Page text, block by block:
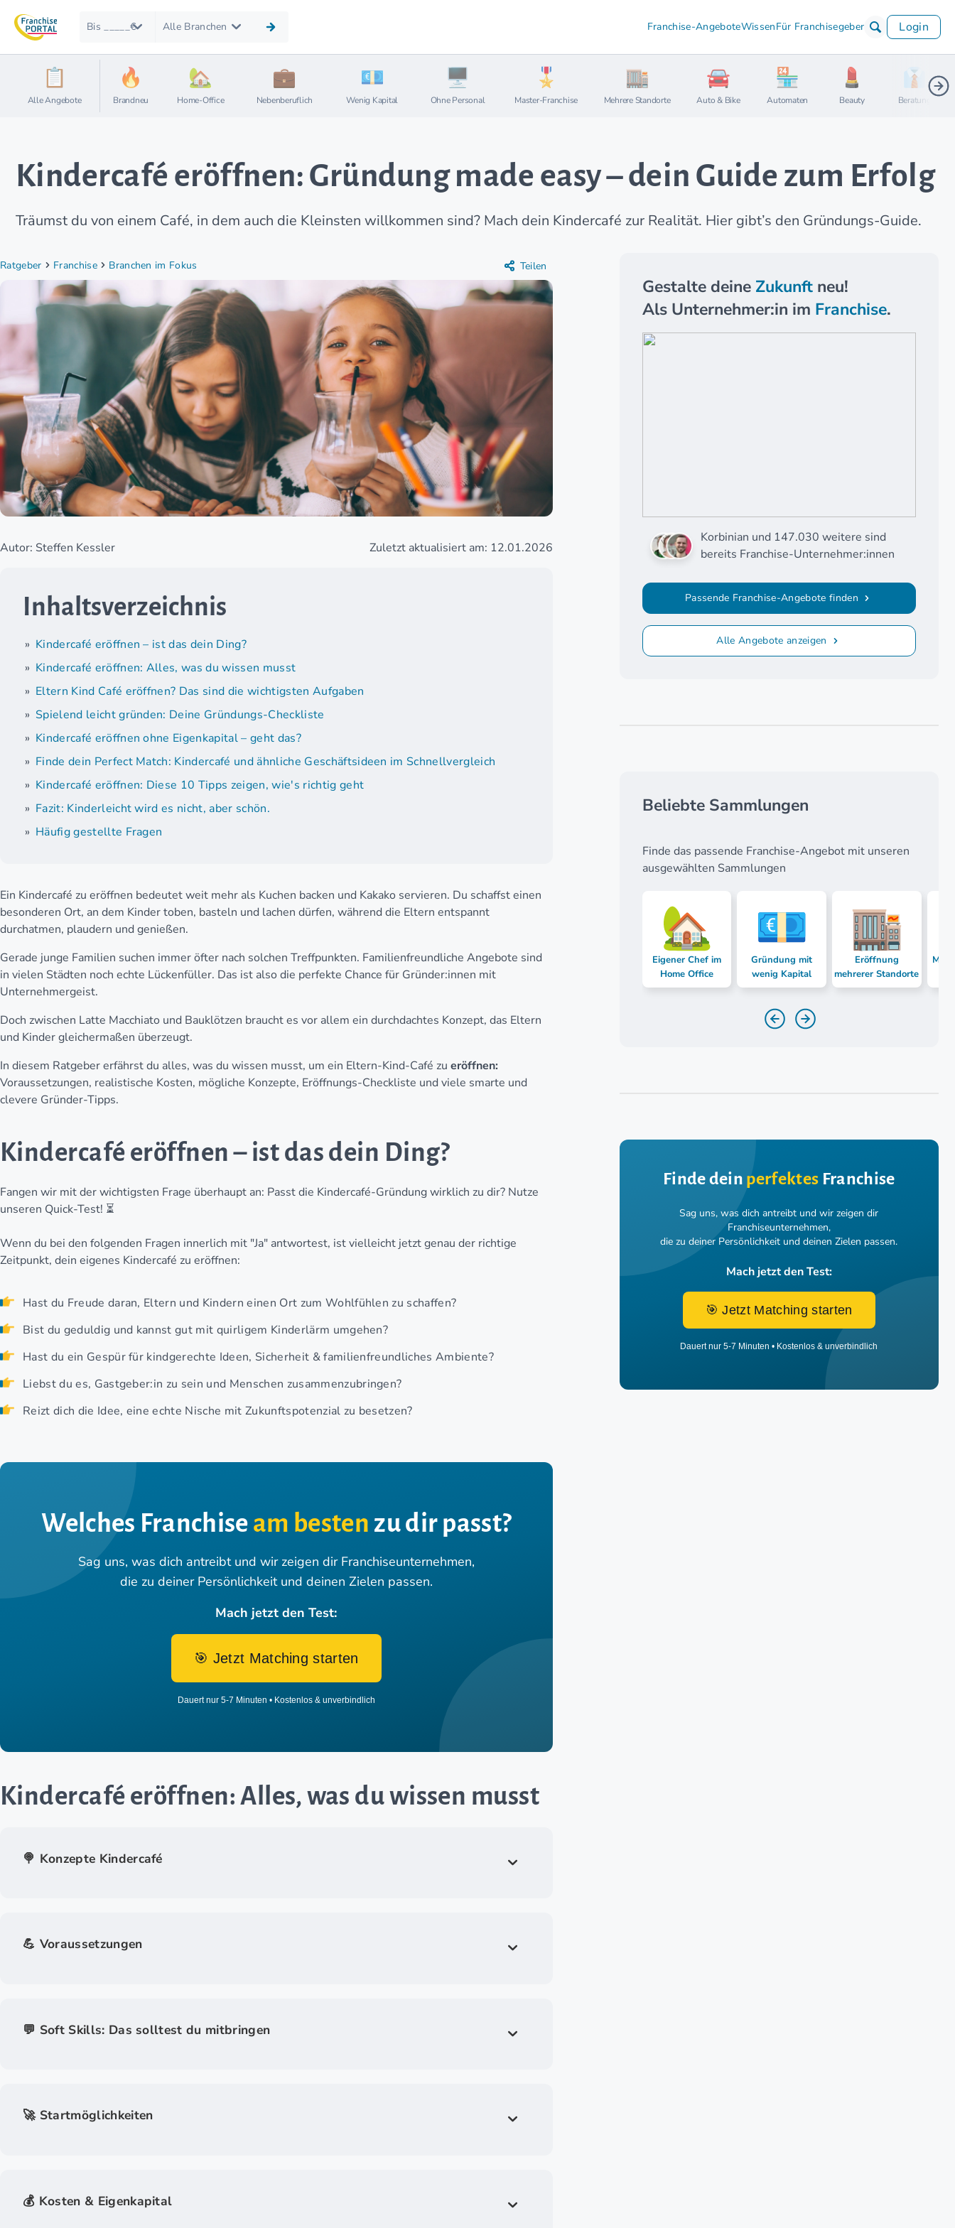
Bis _____€ Alle Branchen Franchise-AngeboteWissenFür Franchisegeber Login
Alle Angebote Brandneu Home-Office Nebenberuflich Wenig Kapital Ohne Personal Master-Franchise Mehrere Standorte Auto & Bike Automaten Beauty Beratung
Kindercafé eröffnen: Gründung made easy – dein Guide zum Erfolg
Träumst du von einem Café, in dem auch die Kleinsten willkommen sind? Mach dein Kindercafé zur Realität. Hier gibt’s den Gründungs-Guide.
Ratgeber Franchise Branchen im Fokus Teilen
Autor: Steffen Kessler Zuletzt aktualisiert am: 12.01.2026
Inhaltsverzeichnis
Kindercafé eröffnen – ist das dein Ding?
Kindercafé eröffnen: Alles, was du wissen musst
Eltern Kind Café eröffnen? Das sind die wichtigsten Aufgaben
Spielend leicht gründen: Deine Gründungs-Checkliste
Kindercafé eröffnen ohne Eigenkapital – geht das?
Finde dein Perfect Match: Kindercafé und ähnliche Geschäftsideen im Schnellvergleich
Kindercafé eröffnen: Diese 10 Tipps zeigen, wie's richtig geht
Fazit: Kinderleicht wird es nicht, aber schön.
Häufig gestellte Fragen
Ein Kindercafé zu eröffnen bedeutet weit mehr als Kuchen backen und Kakako servieren. Du schaffst einen
besonderen Ort, an dem Kinder toben, basteln und lachen dürfen, während die Eltern entspannt
durchatmen, plaudern und genießen.
Gerade junge Familien suchen immer öfter nach solchen Treffpunkten. Familienfreundliche Angebote sind
in vielen Städten noch echte Lückenfüller. Das ist also die perfekte Chance für Gründer:innen mit
Unternehmergeist.
Doch zwischen Latte Macchiato und Bauklötzen braucht es vor allem ein durchdachtes Konzept, das Eltern
und Kinder gleichermaßen überzeugt.
In diesem Ratgeber erfährst du alles, was du wissen musst, um ein Eltern-Kind-Café zu eröffnen:
Voraussetzungen, realistische Kosten, mögliche Konzepte, Eröffnungs-Checkliste und viele smarte und
clevere Gründer-Tipps.
Kindercafé eröffnen – ist das dein Ding?
Fangen wir mit der wichtigsten Frage überhaupt an: Passt die Kindercafé-Gründung wirklich zu dir? Nutze
unseren Quick-Test! ⏳
Wenn du bei den folgenden Fragen innerlich mit "Ja" antwortest, ist vielleicht jetzt genau der richtige
Zeitpunkt, dein eigenes Kindercafé zu eröffnen:
Hast du Freude daran, Eltern und Kindern einen Ort zum Wohlfühlen zu schaffen?
Bist du geduldig und kannst gut mit quirligem Kinderlärm umgehen?
Hast du ein Gespür für kindgerechte Ideen, Sicherheit & familienfreundliches Ambiente?
Liebst du es, Gastgeber:in zu sein und Menschen zusammenzubringen?
Reizt dich die Idee, eine echte Nische mit Zukunftspotenzial zu besetzen?
Welches Franchise am besten zu dir passt?
Sag uns, was dich antreibt und wir zeigen dir Franchiseunternehmen,
die zu deiner Persönlichkeit und deinen Zielen passen.
Mach jetzt den Test:
🎯 Jetzt Matching starten
Dauert nur 5-7 Minuten • Kostenlos & unverbindlich
Kindercafé eröffnen: Alles, was du wissen musst
🍭 Konzepte Kindercafé
💪 Voraussetzungen
💬 Soft Skills: Das solltest du mitbringen
🚀 Startmöglichkeiten
💰 Kosten & Eigenkapital
Gestalte deine Zukunftneu!
Als Unternehmer:in im Franchise.
Korbinian und 147.030 weitere sind
bereits Franchise-Unternehmer:innen
Passende Franchise-Angebote finden
Alle Angebote anzeigen
Beliebte Sammlungen
Finde das passende Franchise-Angebot mit unseren
ausgewählten Sammlungen
Eigener Chef im
Home Office
Gründung mit
wenig Kapital
Eröffnung
mehrerer Standorte
Finde dein perfektes Franchise
Sag uns, was dich antreibt und wir zeigen dir
Franchiseunternehmen,
die zu deiner Persönlichkeit und deinen Zielen passen.
Mach jetzt den Test:
🎯 Jetzt Matching starten
Dauert nur 5-7 Minuten • Kostenlos & unverbindlich